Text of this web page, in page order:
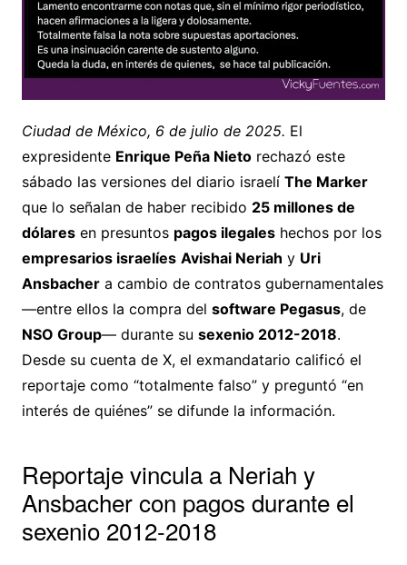
Ciudad de México, 6 de julio de 2025. El
expresidente Enrique Peña Nietorechazó este
sábado las versiones del diario israelí The Marker
que lo señalan de haber recibido 25 millones de
dólaresen presuntos pagos ilegaleshechos por los
empresarios israelíes Avishai Neriah y Uri
Ansbachera cambio de contratos gubernamentales
—entre ellos la compra del software Pegasus, de
NSO Group— durante su sexenio 2012-2018.
Desde su cuenta de X, el exmandatario calificó el
reportaje como “totalmente falso” y preguntó “en
interés de quiénes” se difunde la información.
Reportaje vincula a Neriah y
Ansbacher con pagos durante el
sexenio 2012-2018